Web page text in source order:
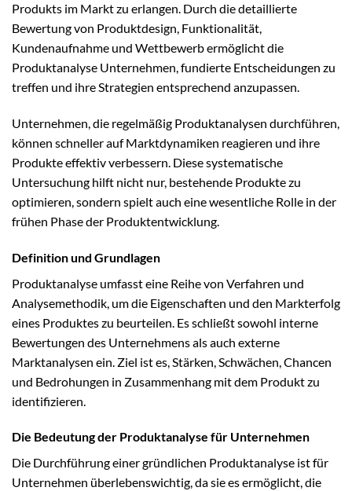
Produkts im Markt zu erlangen. Durch die detaillierte
Bewertung von Produktdesign, Funktionalität,
Kundenaufnahme und Wettbewerb ermöglicht die
Produktanalyse Unternehmen, fundierte Entscheidungen zu
treffen und ihre Strategien entsprechend anzupassen.
Unternehmen, die regelmäßig Produktanalysen durchführen,
können schneller auf Marktdynamiken reagieren und ihre
Produkte effektiv verbessern. Diese systematische
Untersuchung hilft nicht nur, bestehende Produkte zu
optimieren, sondern spielt auch eine wesentliche Rolle in der
frühen Phase der Produktentwicklung.
Definition und Grundlagen
Produktanalyse umfasst eine Reihe von Verfahren und
Analysemethodik, um die Eigenschaften und den Markterfolg
eines Produktes zu beurteilen. Es schließt sowohl interne
Bewertungen des Unternehmens als auch externe
Marktanalysen ein. Ziel ist es, Stärken, Schwächen, Chancen
und Bedrohungen in Zusammenhang mit dem Produkt zu
identifizieren.
Die Bedeutung der Produktanalyse für Unternehmen
Die Durchführung einer gründlichen Produktanalyse ist für
Unternehmen überlebenswichtig, da sie es ermöglicht, die